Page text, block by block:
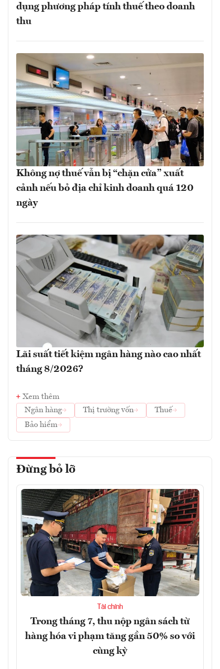
dụng phương pháp tính thuế theo doanh
thu
Không nợ thuế vẫn bị “chặn cửa” xuất
cảnh nếu bỏ địa chỉ kinh doanh quá 120
ngày
Lãi suất tiết kiệm ngân hàng nào cao nhất
tháng 8/2026?
Xem thêm
Ngân hàng
Thị trường vốn
Thuế
Bảo hiểm
Đừng bỏ lỡ
Tài chính
Trong tháng 7, thu nộp ngân sách từ
hàng hóa vi phạm tăng gần 50% so với
cùng kỳ